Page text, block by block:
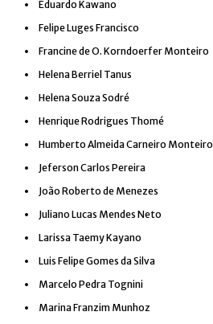
Eduardo Kawano
Felipe Luges Francisco
Francine de O. Korndoerfer Monteiro
Helena Berriel Tanus
Helena Souza Sodré
Henrique Rodrigues Thomé
Humberto Almeida Carneiro Monteiro
Jeferson Carlos Pereira
João Roberto de Menezes
Juliano Lucas Mendes Neto
Larissa Taemy Kayano
Luis Felipe Gomes da Silva
Marcelo Pedra Tognini
Marina Franzim Munhoz